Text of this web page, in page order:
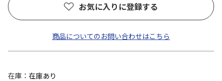
お気に入りに登録する
商品についてのお問い合わせはこちら
在庫
在庫あり